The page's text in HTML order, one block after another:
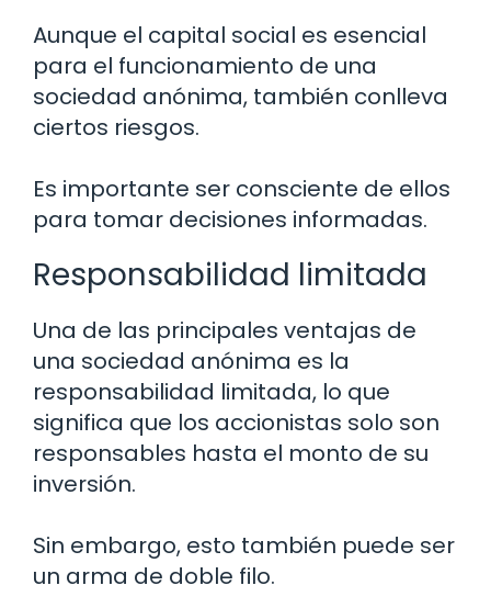
Aunque el capital social es esencial
para el funcionamiento de una
sociedad anónima, también conlleva
ciertos riesgos.
Es importante ser consciente de ellos
para tomar decisiones informadas.
Responsabilidad limitada
Una de las principales ventajas de
una sociedad anónima es la
responsabilidad limitada, lo que
significa que los accionistas solo son
responsables hasta el monto de su
inversión.
Sin embargo, esto también puede ser
un arma de doble filo.